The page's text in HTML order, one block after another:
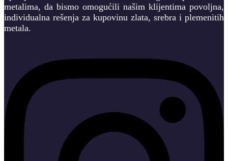
metalima, da bismo omogućili našim klijentima povoljna,
individualna rešenja za kupovinu zlata, srebra i plemenitih
metala.